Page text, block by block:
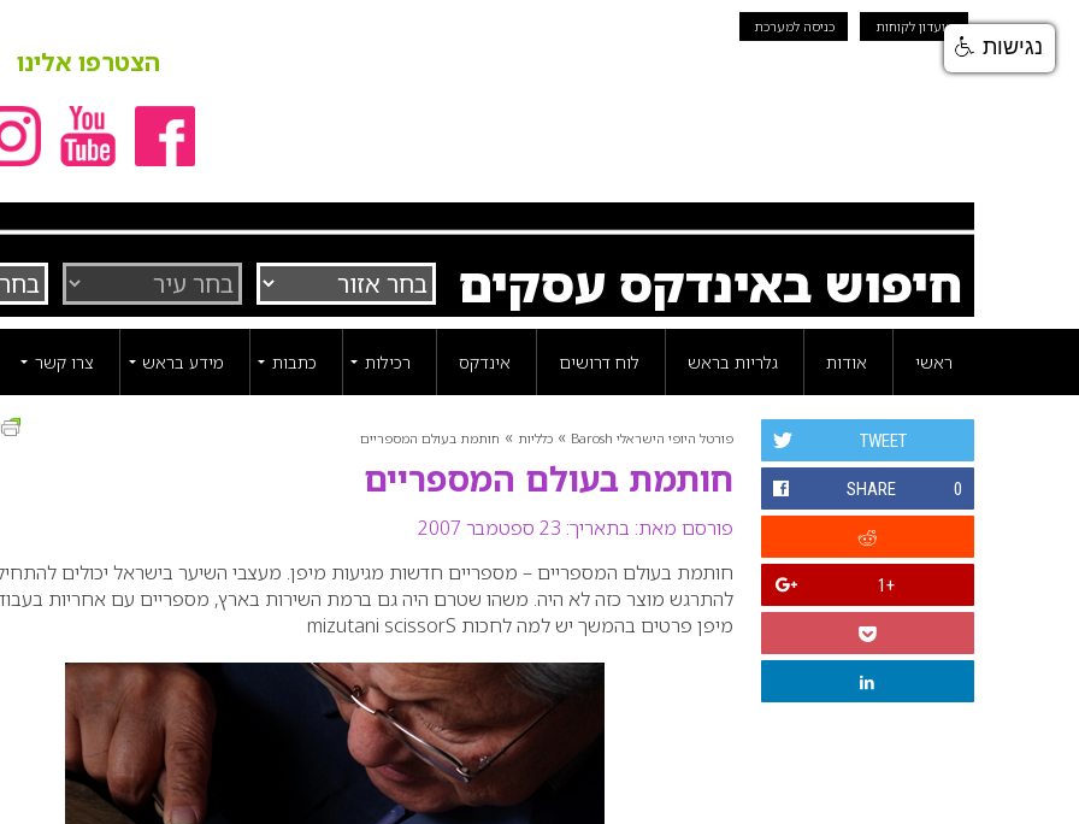
מועדון לקוחות כניסה למערכת
הצטרפו אלינו
חיפוש באינדקס עסקים
ראשי אודות גלריות בראש לוח דרושים אינדקס רכילות כתבות מידע בראש צרו קשר
פורטל היופי הישראלי Barosh » כלליות » חותמת בעולם המספריים
חותמת בעולם המספריים
פורסם מאת: בתאריך: 23 ספטמבר 2007
TWEET
SHARE 0
+1
חותמת בעולם המספריים – מספריים חדשות מגיעות מיפן. מעצבי השיער בישראל יכולים
להתרגש מוצר כזה לא היה. משהו שטרם היה גם ברמת השירות בארץ, מספריים עם אחריות
מיפן פרטים בהמשך יש למה לחכות mizutani scissorS
נגישות